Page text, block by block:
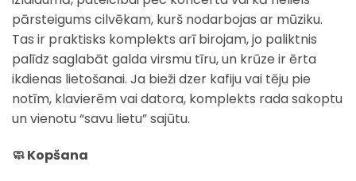
pārsteigums cilvēkam, kurš nodarbojas ar mūziku.
Tas ir praktisks komplekts arī birojam, jo paliktnis
palīdz saglabāt galda virsmu tīru, un krūze ir ērta
ikdienas lietošanai. Ja bieži dzer kafiju vai tēju pie
notīm, klavierēm vai datora, komplekts rada sakoptu
un vienotu “savu lietu” sajūtu.
🧼 Kopšana